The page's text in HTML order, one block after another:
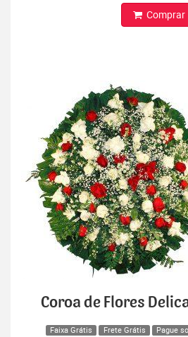
Comprar
Coroa de Flores
Faixa Grátis Frete Grátis Pague